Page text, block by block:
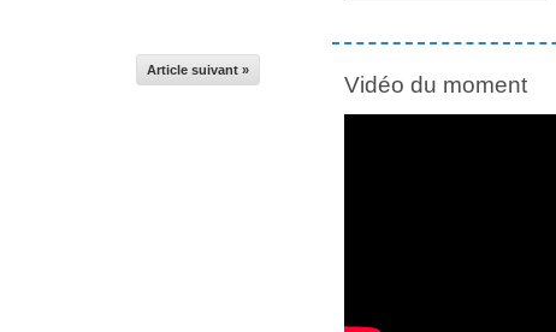
Article suivant »
Vidéo du moment